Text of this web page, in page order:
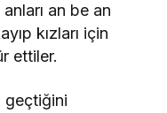
an be an
kızları için
ettiler.
geçtiğini